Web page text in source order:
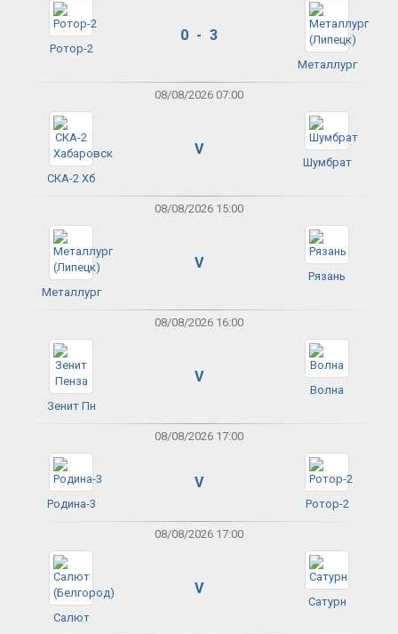
Ротор-2
0 - 3
Металлург
08/08/2026 07:00
СКА-2 Хб
V
Шумбрат
08/08/2026 15:00
Металлург
V
Рязань
08/08/2026 16:00
Зенит Пн
V
Волна
08/08/2026 17:00
Родина-3
V
Ротор-2
08/08/2026 17:00
Салют
V
Сатурн